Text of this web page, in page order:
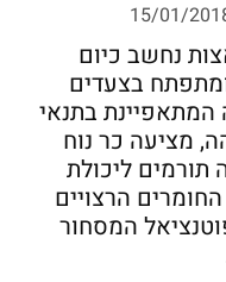
15/01/
נחשב כיום
בצעדים
המתאפיינת בתנאי
מציעה כר נוח
תורמים ליכולת
הרצויים
המסחור